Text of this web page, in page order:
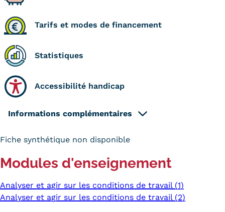
Tarifs et modes de financement
Statistiques
Accessibilité handicap
Informations complémentaires
Fiche synthétique non disponible
Modules d'enseignement
Analyser et agir sur les conditions de travail (1)
Analyser et agir sur les conditions de travail (2)